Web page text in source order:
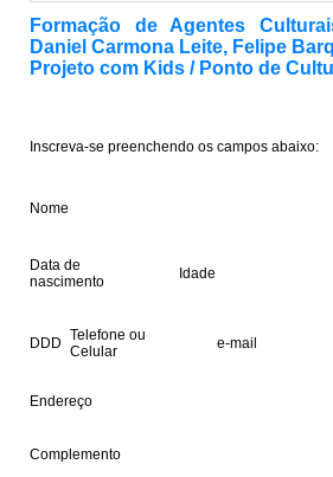
Formação de Agentes
Daniel Carmona Leite, Felipe
Projeto com Kids / Ponto de
Inscreva-se preenchendo os campos abaixo:
Nome
Data de
nascimento
Idade
DDD Telefone ou
Celular
e-mail
Endereço
Complemento